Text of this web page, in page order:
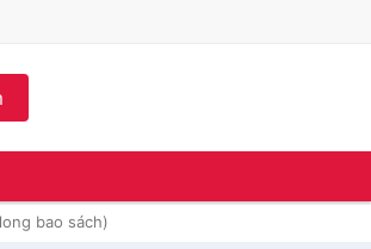
bao sách)